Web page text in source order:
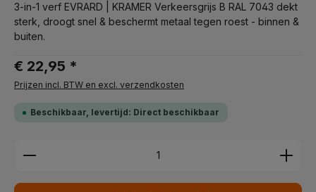
3-in-1 verf EVRARD | KRAMER Verkeersgrijs B RAL 7043 dekt
sterk, droogt snel & beschermt metaal tegen roest - binnen &
buiten.
€ 22,95 *
Prijzen incl. BTW en excl. verzendkosten
Beschikbaar, levertijd: Direct beschikbaar
Producthoeveelheid: Voer de gewenste